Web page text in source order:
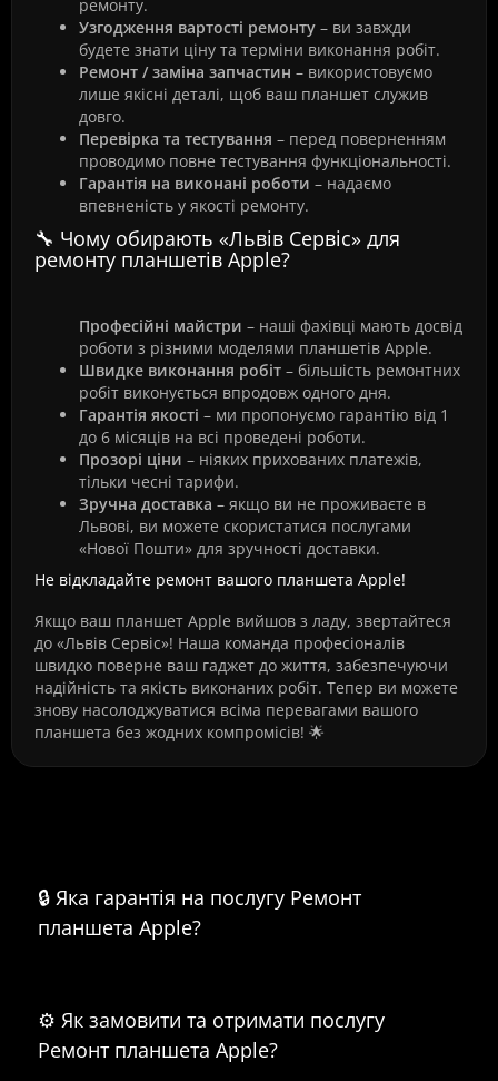
ремонту.
Узгодження вартості ремонту – ви завжди
будете знати ціну та терміни виконання робіт.
Ремонт / заміна запчастин – використовуємо
лише якісні деталі, щоб ваш планшет служив
довго.
Перевірка та тестування – перед поверненням
проводимо повне тестування функціональності.
Гарантія на виконані роботи – надаємо
впевненість у якості ремонту.
🔧 Чому обирають «Львів Сервіс» для
ремонту планшетів Apple?
Професійні майстри – наші фахівці мають досвід
роботи з різними моделями планшетів Apple.
Швидке виконання робіт – більшість ремонтних
робіт виконується впродовж одного дня.
Гарантія якості – ми пропонуємо гарантію від 1
до 6 місяців на всі проведені роботи.
Прозорі ціни – ніяких прихованих платежів,
тільки чесні тарифи.
Зручна доставка – якщо ви не проживаєте в
Львові, ви можете скористатися послугами
«Нової Пошти» для зручності доставки.
Не відкладайте ремонт вашого планшета Apple!
Якщо ваш планшет Apple вийшов з ладу, звертайтеся
до «Львів Сервіс»! Наша команда професіоналів
швидко поверне ваш гаджет до життя, забезпечуючи
надійність та якість виконаних робіт. Тепер ви можете
знову насолоджуватися всіма перевагами вашого
планшета без жодних компромісів! 🌟
🔒 Яка гарантія на послугу Ремонт
планшета Apple?
⚙️ Як замовити та отримати послугу
Ремонт планшета Apple?